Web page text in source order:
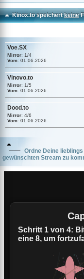
Kinox.to speichertkeine
Voe.SX
Mirror: 1/4
Vom: 01.06.2026
Vinovo.to
Mirror: 1/5
Vom: 01.06.2026
Dood.to
Mirror: 4/6
Vom: 01.06.2026
Ordne Deine
gewünschten Stream zu